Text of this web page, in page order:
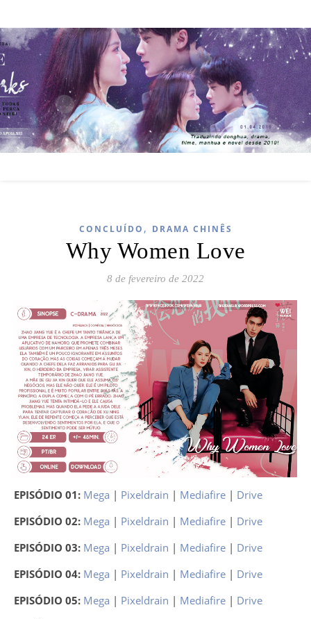
CONCLUÍDO , DRAMA CHINÊS
Why Women Love
8 de fevereiro de 2022
EPISÓDIO 01: Mega | Pixeldrain | Mediafire | Drive
EPISÓDIO 02: Mega | Pixeldrain | Mediafire | Drive
EPISÓDIO 03: Mega | Pixeldrain | Mediafire | Drive
EPISÓDIO 04: Mega | Pixeldrain | Mediafire | Drive
EPISÓDIO 05: Mega | Pixeldrain | Mediafire | Drive